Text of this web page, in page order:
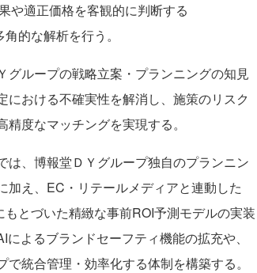
や適正価格を客観的に判断する
的な解析を行う。
ループの戦略立案・プランニングの知見
おける不確実性を解消し、施策のリスク
度なマッチングを実現する。
、博報堂ＤＹグループ独自のプランニン
え、EC・リテールメディアと連動した
とづいた精緻な事前ROI予測モデルの実装
よるブランドセーフティ機能の拡充や、
統合管理・効率化する体制を構築する。